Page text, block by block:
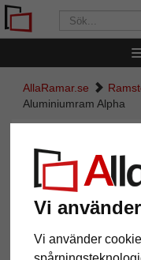
Vi
Vi använder
AllaRamar.se
Aluminiumram Alpha